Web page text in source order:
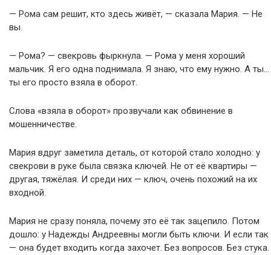
— Рома сам решит, кто здесь живёт, — сказала Мария. — Не
вы.
— Рома? — свекровь фыркнула. — Рома у меня хороший
мальчик. Я его одна поднимала. Я знаю, что ему нужно. А ты…
ты его просто взяла в оборот.
Слова «взяла в оборот» прозвучали как обвинение в
мошенничестве.
Мария вдруг заметила деталь, от которой стало холодно: у
свекрови в руке была связка ключей. Не от её квартиры —
другая, тяжёлая. И среди них — ключ, очень похожий на их
входной.
Мария не сразу поняла, почему это её так зацепило. Потом
дошло: у Надежды Андреевны могли быть ключи. И если так
— она будет входить когда захочет. Без вопросов. Без стука.